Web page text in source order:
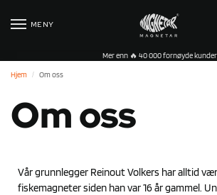
MENY
Mer enn 🔥 40 000 fornøyde kunder
Hjem
/ Om oss
Om oss
Vår grunnlegger Reinout Volkers har alltid
fiskemagneter siden han var 16 år gammel.